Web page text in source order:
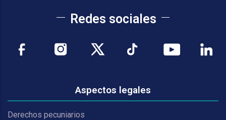
Redes sociales
Aspectos legales
Derechos pecuniarios